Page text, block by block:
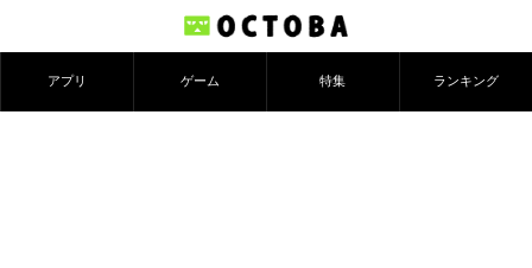
アプリ ゲーム 特集 ランキング